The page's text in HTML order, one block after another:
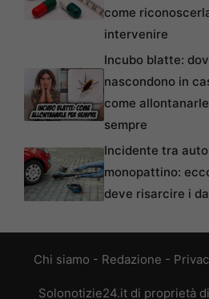
come
intervenire
Incubo blatte:
nascondono in
come
sempre
Incidente tra
monopattino:
deve risarcire i
Chi siamo - Redazione -
Solonotizie24.it di proprietà